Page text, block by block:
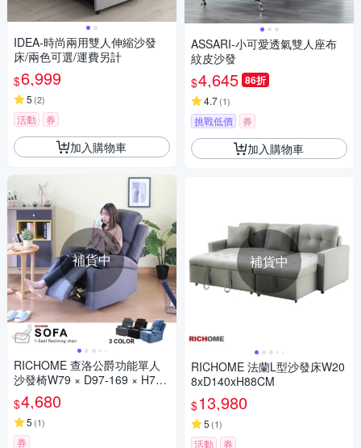
IDEA-時尚兩用雙人伸縮沙發
床/兩色可選/運費另計
$6,999
5 (2)
活動 券
加入購物車
補貨中
RICHOME 查洛公爵功能單人
沙發椅W79 × D97-169 × H78-
99 cm
$4,680
5 (1)
券
ASSARI-小可愛透氣雙人座布
紋皮沙發
$4,645 86折
4.7(1)
挑戰低價 券
加入購物車
補貨中
RICHOME 法蘭L型沙發床W20
8xD140xH88CM
$13,980
5 (1)
活動 券